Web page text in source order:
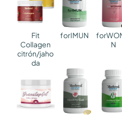
Fit
Collagen
citrón/jaho
da
forIMUN
N